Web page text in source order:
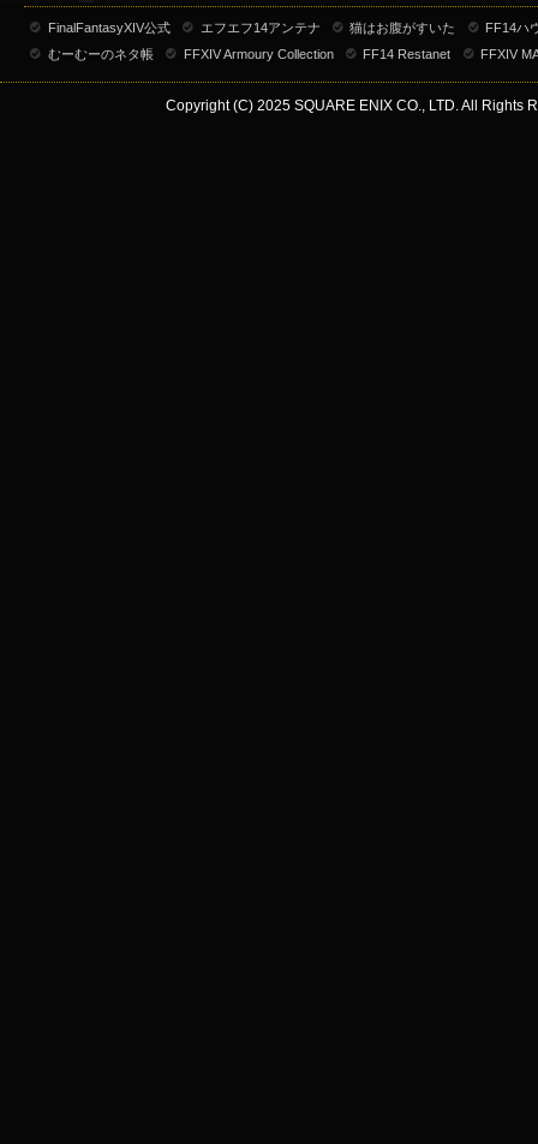
FinalFantasyXIV公式 エフエフ14アンテナ 猫はお腹がすいた
FF14ハ
むーむーのネタ帳
FFXIV Armoury Collection FF14 Restanet FFXIV
Copyright (C) 2025 SQUARE ENIX CO., LTD. All Rights